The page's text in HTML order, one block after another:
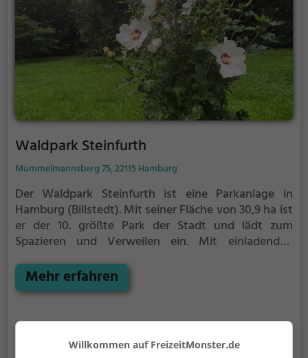
Waldpark Steinfurth
Mümmelmannsberg 75, 22115 Hamburg
Der Waldpark Steinfurth ist eine Parkanlage in
Hamburg (Billstedt).Mit seiner Fläche von 30,9 ha ist
er der 10. größte Park der Stadt und lädt zum
Spazieren und Verweilen ein. Mit einladenden
Waldpark Steinfurth zahlreiche Möglichkeiten zur
Entspannung.
Mehr erfahren
Willkommen auf FreizeitMonster.de